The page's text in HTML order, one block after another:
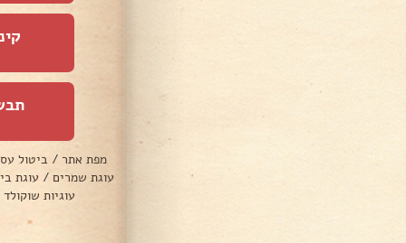
מפת אתר / ביטול
עוגת שמרים / עוגת
עוגיות